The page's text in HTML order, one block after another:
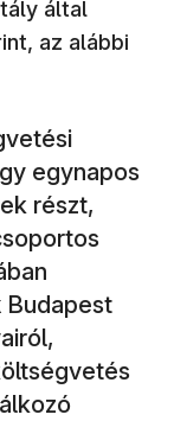
által
az alábbi
egynapos
részt,
Budapest